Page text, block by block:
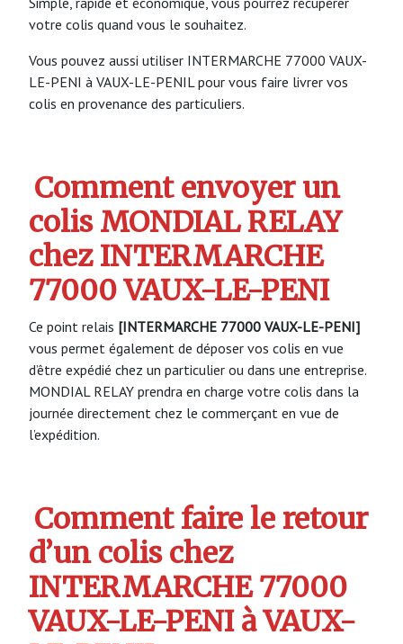
votre colis quand vous le souhaitez.
Vous pouvez aussi utiliser INTERMARCHE 77000 VAUX-
LE-PENI à VAUX-LE-PENIL pour vous faire livrer vos
colis en provenance des particuliers.
Comment envoyer un
colis MONDIAL RELAY
chez INTERMARCHE
77000 VAUX-LE-PENI
Ce point relais [INTERMARCHE 77000 VAUX-LE-PENI]
vous permet également de déposer vos colis en vue
d’être expédié chez un particulier ou dans une entreprise.
MONDIAL RELAY prendra en charge votre colis dans la
journée directement chez le commerçant en vue de
l’expédition.
Comment faire le retour
d’un colis chez
INTERMARCHE 77000
VAUX-LE-PENI à VAUX-